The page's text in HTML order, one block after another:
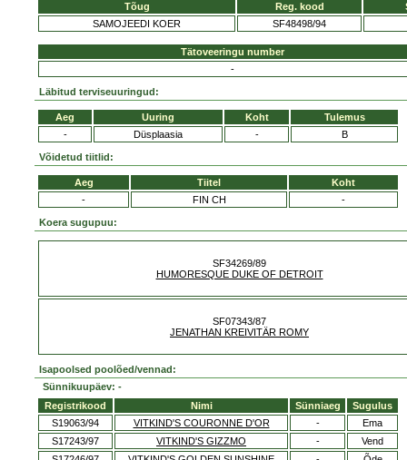
Tõug Reg. kood
SAMOJEEDI KOER
SF48498/94
Tätoveeringu number
-
Läbitud terviseuuringud:
Aeg Uuring Koht
Tulemus
-
Düsplaasia - B
Võidetud tiitlid:
Aeg Tiitel
Koht
-
FIN CH -
Koera sugupuu:
SF34269/89
HUMORESQUE DUKE OF DETROIT
SF07343/87
JENATHAN KREIVITÄR ROMY
Isapoolsed poolõed/vennad:
Sünnikuupäev: -
Registrikood
Nimi Sünniaeg
Sugulus
S19063/94
VITKIND'S COURONNE D'OR -
Ema
S17243/97
VITKIND'S GIZZMO -
Vend